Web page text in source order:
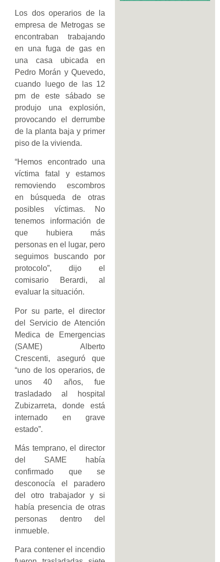
Los dos operarios de la
empresa de Metrogas se
encontraban trabajando
en una fuga de gas en
una casa ubicada en
Pedro Morán y Quevedo,
cuando luego de las 12
pm de este sábado se
produjo una explosión,
provocando el derrumbe
de la planta baja y primer
piso de la vivienda.
“Hemos encontrado una
víctima fatal y estamos
removiendo escombros
en búsqueda de otras
posibles víctimas. No
tenemos información de
que hubiera más
personas en el lugar, pero
seguimos buscando por
protocolo”, dijo el
comisario Berardi, al
evaluar la situación.
Por su parte, el director
del Servicio de Atención
Medica de Emergencias
(SAME) Alberto
Crescenti, aseguró que
“uno de los operarios, de
unos 40 años, fue
trasladado al hospital
Zubizarreta, donde está
internado en grave
estado”.
Más temprano, el director
del SAME había
confirmado que se
desconocía el paradero
del otro trabajador y si
había presencia de otras
personas dentro del
inmueble.
Para contener el incendio